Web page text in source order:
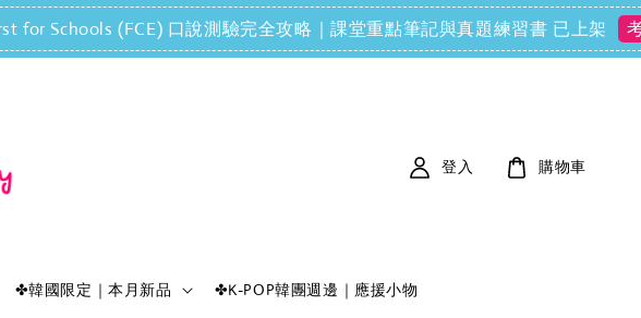
Schools (FCE) 口說測驗完全攻略｜課堂重點筆記與真題練習書 已上架 考
✤韓國限定｜本月新品 ✤K-POP韓團週邊｜應援小物
登入 購物車